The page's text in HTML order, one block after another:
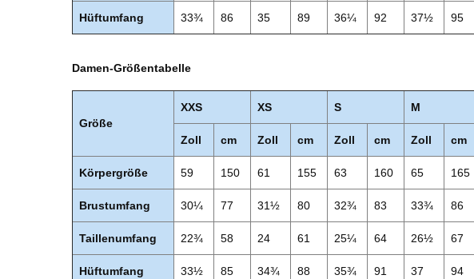
Hüftumfang 33¾ 86 35 89 36¼ 92 37½ 95
Damen-Größentabelle
Größe
XXS XS S M
Zoll cm Zoll cm Zoll cm Zoll cm
Körpergröße 59 150 61 155 63 160 65 165
Brustumfang 30¼ 77 31½ 80 32¾ 83 33¾ 86
Taillenumfang 22¾ 58 24 61 25¼ 64 26½ 67
Hüftumfang 33½ 85 34¾ 88 35¾ 91 37 94